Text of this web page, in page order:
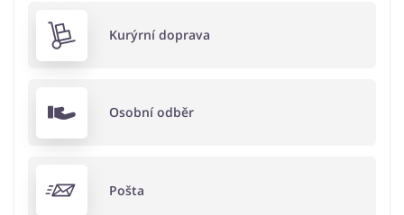
Kurýrní doprava
Osobní odběr
Pošta